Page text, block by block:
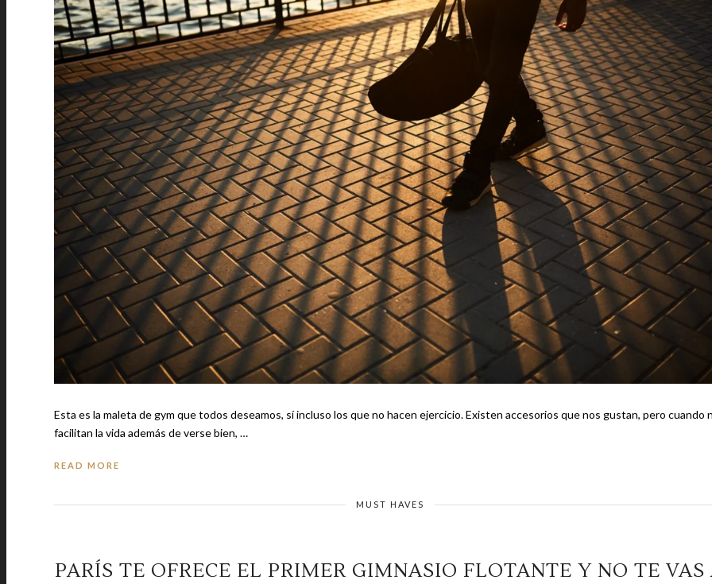
Esta es la maleta de gym que todos deseamos, sí incluso los que no hacen ejercicio. Existen accesorios que nos gustan, pero cuando nos
facilitan la vida además de verse bien, …
READ MORE
MUST HAVES
PARÍS TE OFRECE EL PRIMER GIMNASIO FLOTANTE Y NO TE VAS